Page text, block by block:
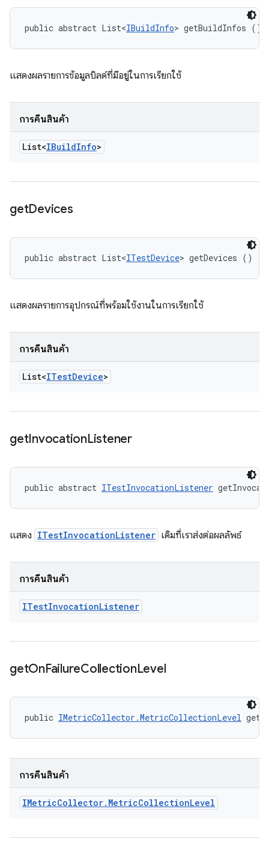
public abstract List<IBuildInfo> getBuildInfos ()
แสดงผลรายการข้อมูลบิลด์ที่มีอยู่ในการเรียกใช้
การคืนสินค้า
List<IBuildInfo>
getDevices
public abstract List<ITestDevice> getDevices ()
แสดงผลรายการอุปกรณ์ที่พร้อมใช้งานในการเรียกใช้
การคืนสินค้า
List<ITestDevice>
getInvocationListener
public abstract ITestInvocationListener
แสดง ITestInvocationListener เดิมที่เราส่งต่อผลลัพธ์
การคืนสินค้า
ITestInvocationListener
getOnFailureCollectionLevel
public IMetricCollector.MetricCollectionLevel
การคืนสินค้า
IMetricCollector. MetricCollectionLevel